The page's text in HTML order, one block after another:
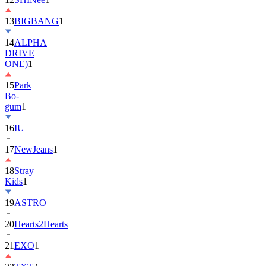
13BIGBANG1
14ALPHA
DRIVE
ONE)1
15Park
Bo-
gum1
16IU
17NewJeans1
18Stray
Kids1
19ASTRO
20Hearts2Hearts
21EXO1